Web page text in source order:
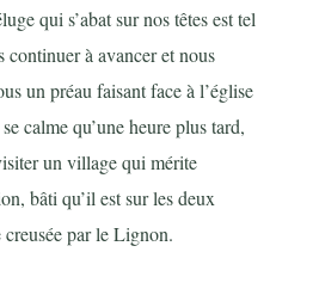
qui s’abat sur nos têtes est tel
continuer à avancer et nous
un préau faisant face à l’église
calme qu’une heure plus tard,
un village qui mérite
bâti qu’il est sur les deux
creusée par le Lignon.